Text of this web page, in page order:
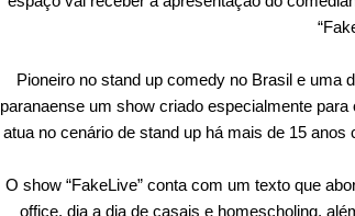
Pioneiro no stand up comedy no Brasil e uma
paranaense um show criado especialmente
atua no cenário de stand up há mais de 15
O show “FakeLive” conta com um texto que
office, dia a dia de casais e homescholing,